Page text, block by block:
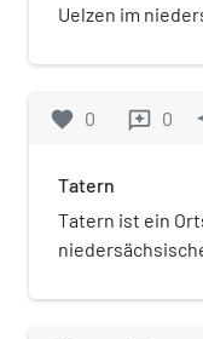
Uelzen im
favorite 0 reviews 0
Tatern
Tatern ist ein